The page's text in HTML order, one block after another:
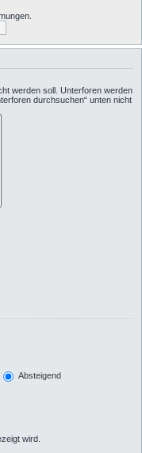
werden soll. Unterforen werden
durchsuchen“ unten nicht
Absteigend
wird.